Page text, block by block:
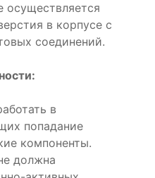
осуществляется
в корпусе с
соединений.
в
попадание
компоненты.
должна